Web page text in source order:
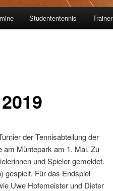
Studententennis Trainer
der Tennisabteilung der
am Müntepark am 1. Mai. Zu
und Spieler gemeldet.
gespielt. Für das Endspiel
Uwe Hofemeister und Dieter